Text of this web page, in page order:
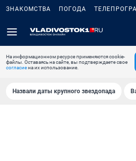
ЗНАКОМСТВА ПОГОДА
На информационном ресурсе применяются cookie-
файлы. Оставаясь на сайте, вы подтверждаете свое
согласиена их использование.
Назвали даты крупного звездопада